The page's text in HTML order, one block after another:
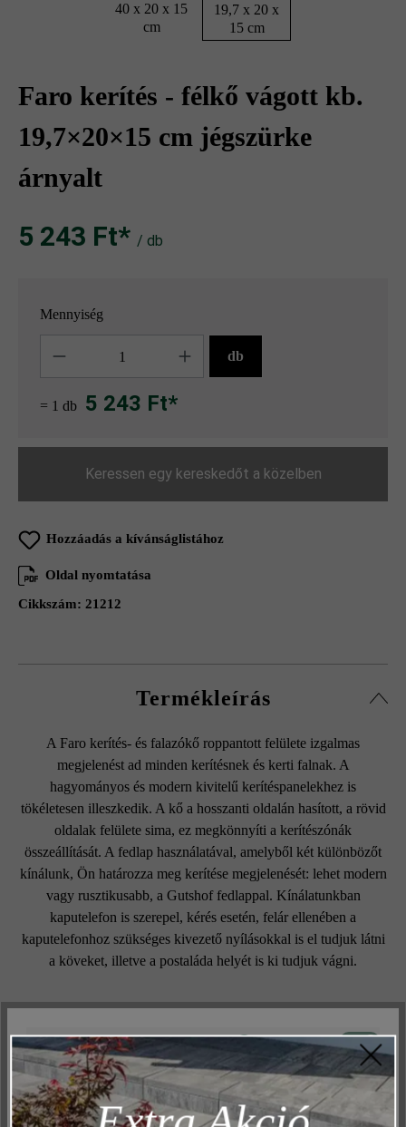
40 x 20 x 15
cm
19,7 x 20 x
15 cm
Faro kerítés - félkő vágott kb.
19,7×20×15 cm jégszürke
árnyalt
5 243 Ft‎‎‎* / db
Mennyiség
db
= 1 db 5 243 Ft*
Keressen egy kereskedőt a közelben
Hozzáadás a kívánságlistához
Oldal nyomtatása
Cikkszám: 21212
Termékleírás
A Faro kerítés- és falazókő roppantott felülete izgalmas
megjelenést ad minden kerítésnek és kerti falnak. A
hagyományos és modern kivitelű kerítéspanelekhez is
tökéletesen illeszkedik. A kő a hosszanti oldalán hasított, a rövid
oldalak felülete sima, ez megkönnyíti a kerítészónák
összeállítását. A fedlap használatával, amelyből két különbözőt
kínálunk, Ön határozza meg kerítése megjelenését: lehet modern
vagy rusztikusabb, a Gutshof fedlappal. Kínálatunkban
kaputelefon is szerepel, kérés esetén, felár ellenében a
kaputelefonhoz szükséges kivezető nyílásokkal is el tudjuk látni
a köveket, illetve a postaláda helyét is ki tudjuk vágni.
Felületi struktúra:
struktúrált
Műszakilag és működéshez szükséges Aktív
Marketing Inaktív
Elemzés Inaktív